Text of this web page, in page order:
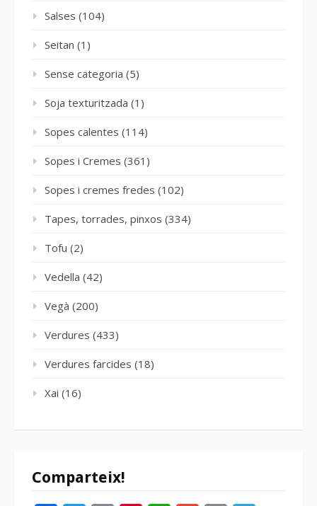
Salses (104)
Seitan (1)
Sense categoria (5)
Soja texturitzada (1)
Sopes calentes (114)
Sopes i Cremes (361)
Sopes i cremes fredes (102)
Tapes, torrades, pinxos (334)
Tofu (2)
Vedella (42)
Vegà (200)
Verdures (433)
Verdures farcides (18)
Xai (16)
Comparteix!